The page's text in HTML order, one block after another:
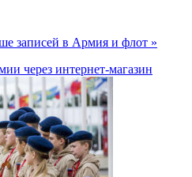
записей в Армия и флот »
через интернет-магазин